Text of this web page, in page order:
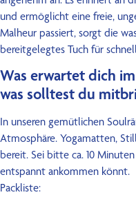
und ermöglicht eine freie,
Malheur passiert, sorgt die
bereitgelegtes Tuch für
Was erwartet dich
was solltest du
In unseren gemütlichen
Atmosphäre. Yogamatten,
bereit. Sei bitte ca. 10
entspannt ankommen könnt.
Packliste: